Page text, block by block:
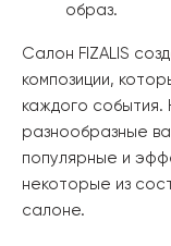
образ.
Салон FIZALIS
композиции,
каждого
разнообразные
популярные и
некоторые из
салоне.